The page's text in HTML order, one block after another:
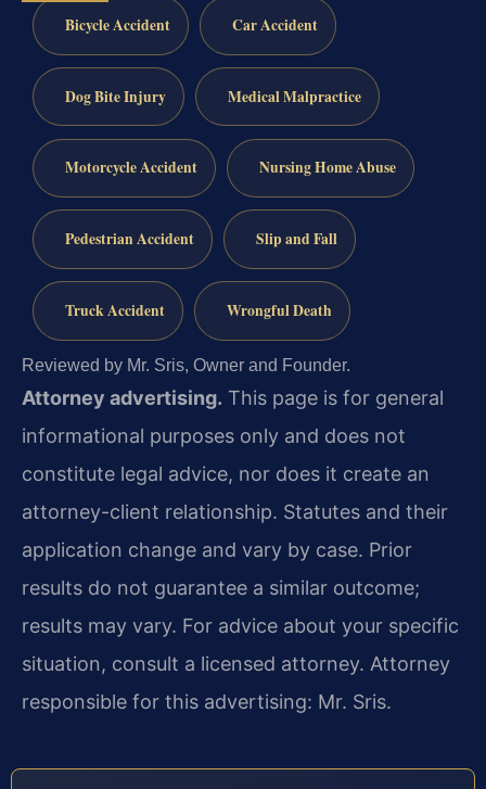
Bicycle Accident Car Accident
Dog Bite Injury Medical Malpractice
Motorcycle Accident Nursing Home Abuse
Pedestrian Accident Slip and Fall
Truck Accident Wrongful Death
Reviewed by Mr. Sris, Owner and Founder.
Attorney advertising. This page is for general
informational purposes only and does not
constitute legal advice, nor does it create an
attorney-client relationship. Statutes and their
application change and vary by case. Prior
results do not guarantee a similar outcome;
results may vary. For advice about your specific
situation, consult a licensed attorney. Attorney
responsible for this advertising: Mr. Sris.